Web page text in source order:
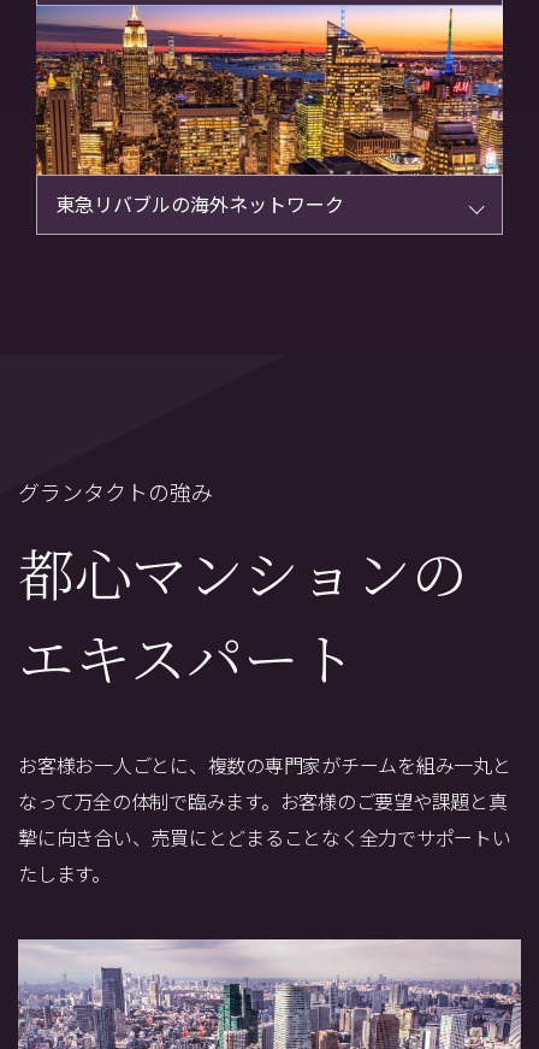
東急リバブルの海外ネットワーク
グランタクトの強み
都心マンションの
エキスパート
お客様お一人ごとに、複数の専門家がチームを組み一丸と
なって万全の体制で臨みます。 お客様のご要望や課題と真
摯に向き合い、売買にとどまることなく全力でサポートい
たします。